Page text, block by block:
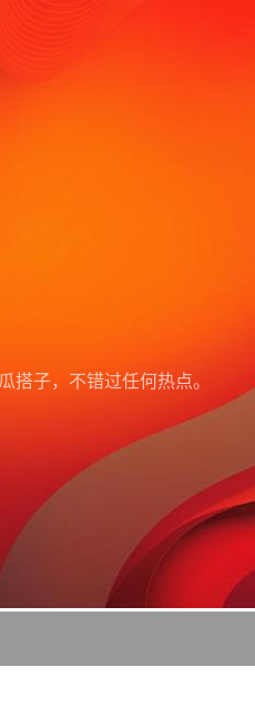
搭子，不错过任何热点。